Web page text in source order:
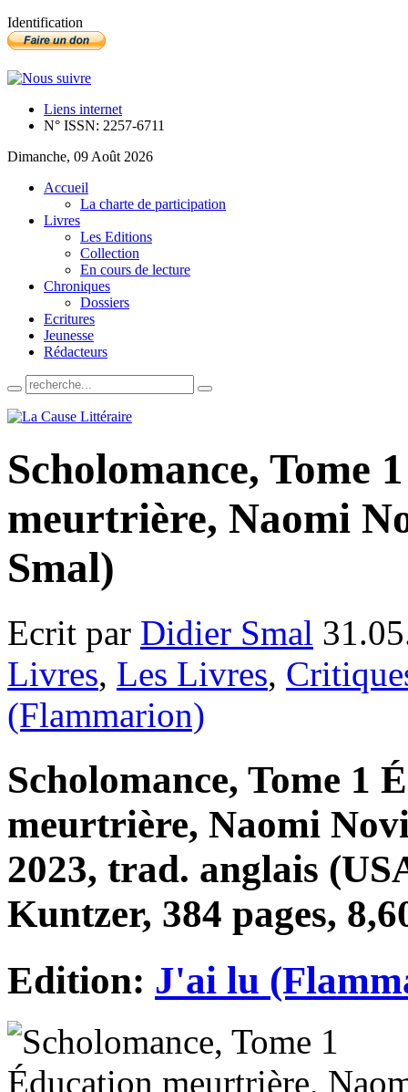
Identification
Liens internet
N° ISSN: 2257-6711
Dimanche, 09 Août 2026
Accueil
La charte de participation
Livres
Les Editions
Collection
En cours de lecture
Chroniques
Dossiers
Ecritures
Jeunesse
Rédacteurs
Scholomance, Tome
meurtrière, Naomi
Smal)
Ecrit par Didier Smal
Livres, Les Livres,
(Flammarion)
Scholomance, Tome 1
meurtrière, Naomi
2023, trad. anglais
Kuntzer, 384 pages,
Edition: J'ai lu